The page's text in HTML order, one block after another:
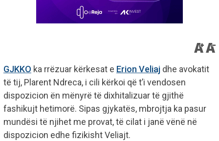
GJKKO ka rrëzuar kërkesat e Erion Veliaj dhe avokatit
të tij, Plarent Ndreca, i cili kërkoi që t’i vendosen
dispozicion ën mënyrë të dixhitalizuar të gjithë
fashikujt hetimorë. Sipas gjykatës, mbrojtja ka pasur
mundësi të njihet me provat, të cilat i janë vënë në
dispozicion edhe fizikisht Veliajt.